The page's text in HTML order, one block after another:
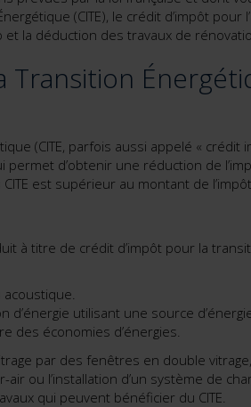
(CITE), le crédit d’impôt pour
et la déduction des travaux de
(CITE, parfois aussi appelé «
permet d’obtenir une réduction de
est supérieur au montant de
à titre de crédit d’impôt pour la
acoustique.
d’énergie utilisant une source
des économies d’énergies.
par des fenêtres en double vitrage,
ou l’installation d’un système de
qui peuvent bénéficier du CITE.